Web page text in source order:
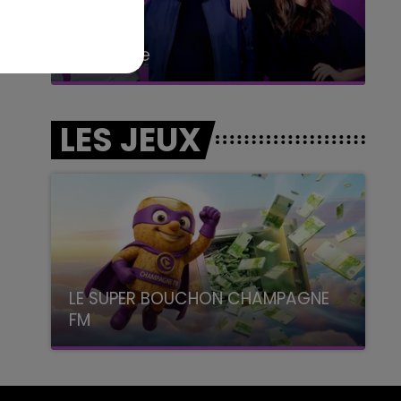
La Famille
LES JEUX
LE SUPER BOUCHON CHAMPAGNE
FM
avec La Famille Champagne FM, à 8H10